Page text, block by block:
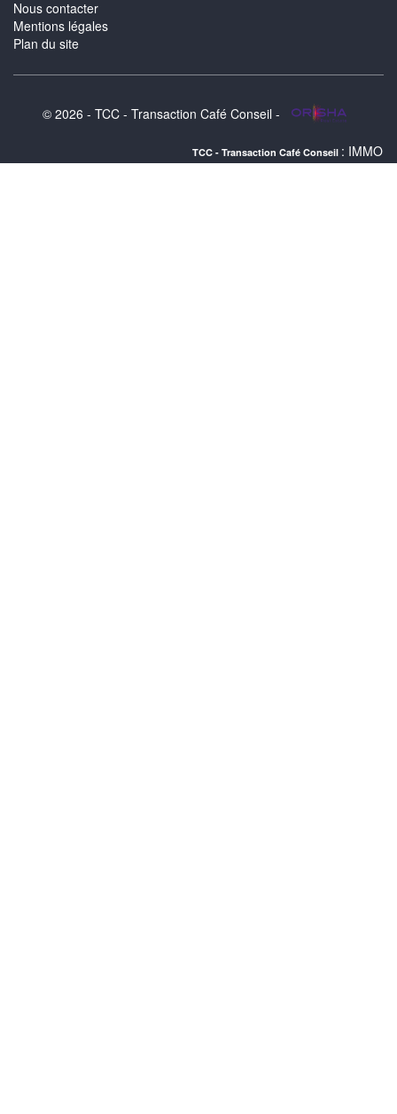
Nous contacter
Mentions légales
Plan du site
© 2026 - TCC - Transaction Café Conseil -
TCC - Transaction Café Conseil : IMMOBILIER